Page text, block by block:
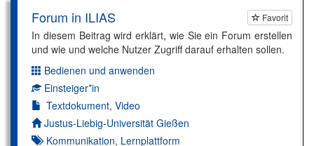
Favorit
Forum in ILIAS
In diesem Beitrag wird erklärt, wie Sie ein Forum erstellen
und wie und welche Nutzer Zugriff darauf erhalten sollen.
Dimension:
Bedienen und anwenden
Kompetenzniveau:
Einsteiger*in
Textdokument, Video
Autor*in:
Justus-Liebig-Universität Gießen
Kommunikation, Lernplattform